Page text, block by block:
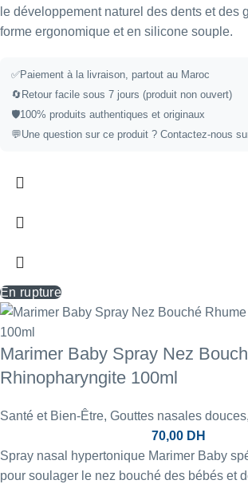
le développement naturel des dents et des
forme ergonomique et en silicone souple.
✅Paiement à la livraison, partout au Maroc
🔄 Retour facile sous 7 jours (produit non ouvert)
🛡️100% produits authentiques et originaux
💬Une question sur ce produit ? Contactez-nous
En rupture
Marimer Baby Spray Nez
Rhinopharyngite 100ml
Santé et Bien-Être, Gouttes nasales douces,
70,00 DH
Spray nasal hypertonique Marimer Baby
pour soulager le nez bouché des bébés et